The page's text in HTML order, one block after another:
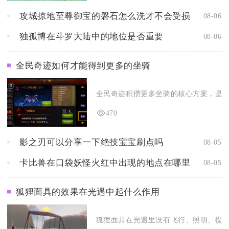
攻城掠地至尊御宝的磐石怎么洗才不会受损 08-06
独孤博在斗罗大陆中的地位是否重要 08-06
全民奇迹如何才能得到更多的坐骑
全民奇迹积攒更多坐骑的核心方案，是
470
影之刃可以分享一下绝技宝宝刷点吗 08-05
卡比兽在口袋妖怪火红中出现的地点在哪里 08-05
狐狸面具的效果在光遇中起什么作用
狐狸面具在光遇里没有飞行、照明、提